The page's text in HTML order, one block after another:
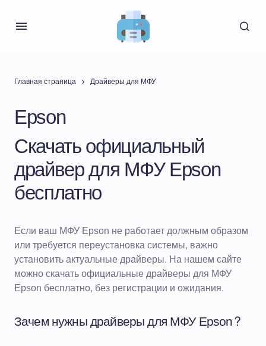
Главная страница Драйверы для МФУ
Epson
Скачать официальный
драйвер для МФУ Epson
бесплатно
Если ваш МФУ Epson не работает должным образом
или требуется переустановка системы, важно
установить актуальные драйверы. На нашем сайте
можно скачать официальныедрайверыдля МФУ
Epson бесплатно, без регистрации и ожидания.
Зачем нужны драйверы для МФУ Epson?